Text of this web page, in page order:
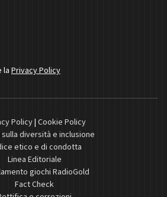
laPrivacy Policy
Policy| Cookie Policy
diversità e inclusione
etico e di condotta
Linea Editoriale
giochi RadioGold
Fact Check